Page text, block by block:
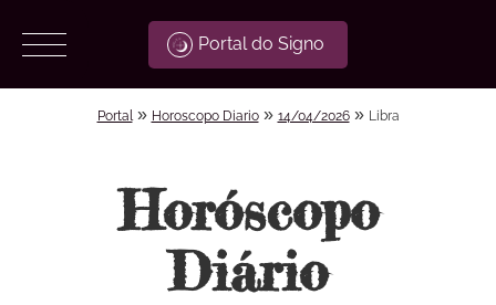
Portal do Signo
Portal » Horoscopo Diario» 14/04/2026» Libra
Horóscopo
Diário